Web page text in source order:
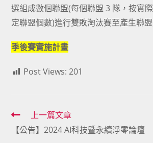
選組成數個聯盟(每個聯盟 3 隊，按實
定聯盟個數)進行雙敗淘汰賽至產生聯盟
季後賽實施計畫
Post Views: 201
Read
more
上一篇文章
【公告】2024 AI科技暨永續淨零論壇